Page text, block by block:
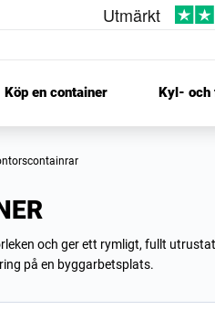
Köp en container Kyl-
och ger ett rymligt, fullt
på en byggarbetsplats.